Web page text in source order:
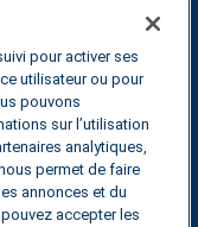
pour activer ses
utilisateur ou pour
pouvons
sur l’utilisation
analytiques,
permet de faire
annonces et du
accepter les